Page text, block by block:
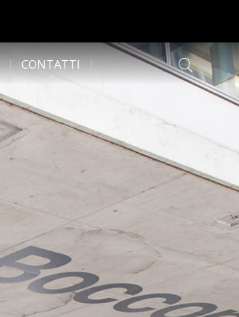
CONTATTI